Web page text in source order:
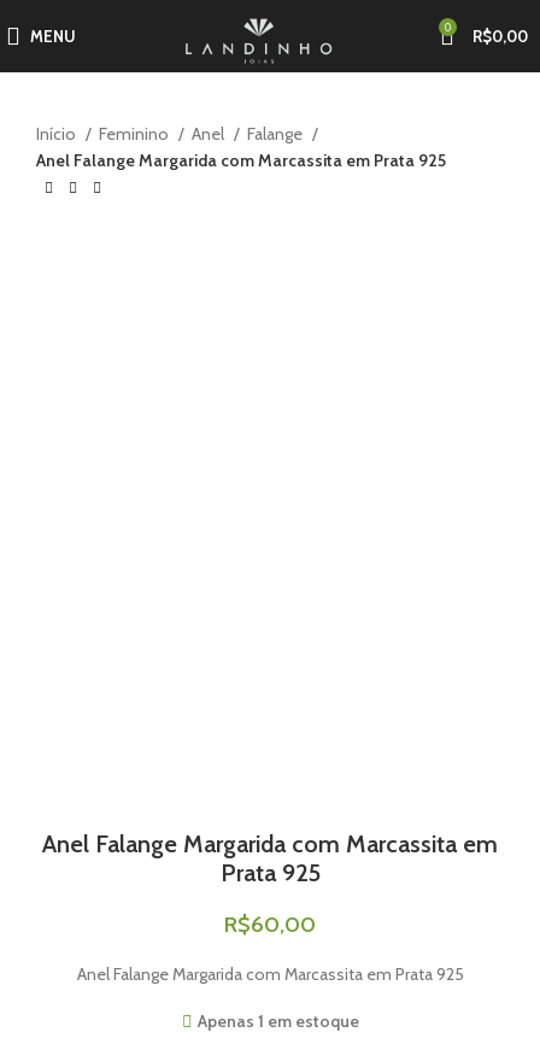
MENU 0 R$0,00
Início Feminino Anel
Falange
Anel Falange Margarida com Marcassita em Prata 925
Anel Falange Margarida com Marcassita em
Prata 925
R$60,00
Anel Falange Margarida com Marcassita em Prata 925
Apenas 1 em estoque